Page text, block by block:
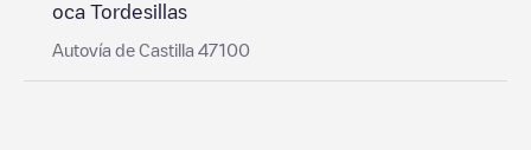
oca Tordesillas
Autovía de Castilla 47100